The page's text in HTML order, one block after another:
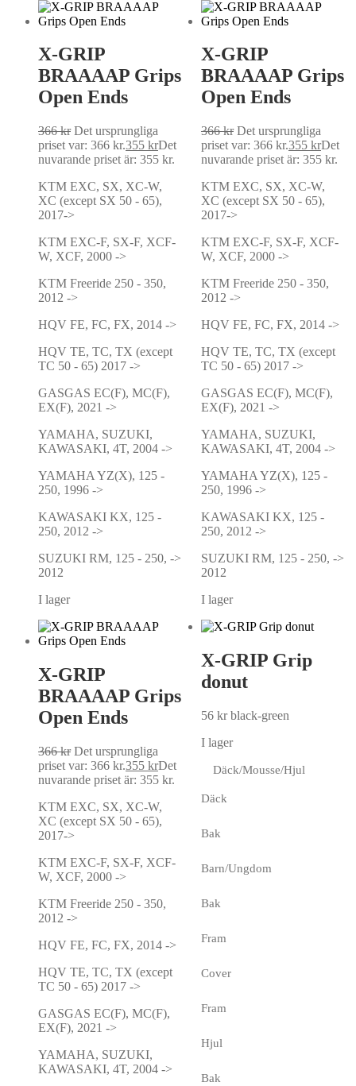
X-GRIP
BRAAAAP Grips
Open Ends
366kr Det ursprungliga
priset var: 366 kr.355 krDet
nuvarande priset är: 355 kr.
KTM EXC, SX, XC-W,
XC (except SX 50 - 65),
2017->
KTM EXC-F, SX-F, XCF-
W, XCF, 2000 ->
KTM Freeride 250 - 350,
2012 ->
HQV FE, FC, FX, 2014 ->
HQV TE, TC, TX (except
TC 50 - 65) 2017 ->
GASGAS EC(F), MC(F),
EX(F), 2021 ->
YAMAHA, SUZUKI,
KAWASAKI, 4T, 2004 ->
YAMAHA YZ(X), 125 -
250, 1996 ->
KAWASAKI KX, 125 -
250, 2012 ->
SUZUKI RM, 125 - 250, ->
2012
I lager
X-GRIP
BRAAAAP Grips
Open Ends
366kr Det ursprungliga
priset var: 366 kr.355 krDet
nuvarande priset är: 355 kr.
KTM EXC, SX, XC-W,
XC (except SX 50 - 65),
2017->
KTM EXC-F, SX-F, XCF-
W, XCF, 2000 ->
KTM Freeride 250 - 350,
2012 ->
HQV FE, FC, FX, 2014 ->
HQV TE, TC, TX (except
TC 50 - 65) 2017 ->
GASGAS EC(F), MC(F),
EX(F), 2021 ->
YAMAHA, SUZUKI,
KAWASAKI, 4T, 2004 ->
YAMAHA YZ(X), 125 -
250, 1996 ->
KAWASAKI KX, 125 -
250, 2012 ->
SUZUKI RM, 125 - 250, ->
2012
I lager
X-GRIP
BRAAAAP Grips
Open Ends
366kr Det ursprungliga
priset var: 366 kr.355 krDet
nuvarande priset är: 355 kr.
KTM EXC, SX, XC-W,
XC (except SX 50 - 65),
2017->
KTM EXC-F, SX-F, XCF-
W, XCF, 2000 ->
KTM Freeride 250 - 350,
2012 ->
HQV FE, FC, FX, 2014 ->
HQV TE, TC, TX (except
TC 50 - 65) 2017 ->
GASGAS EC(F), MC(F),
EX(F), 2021 ->
YAMAHA, SUZUKI,
KAWASAKI, 4T, 2004 ->
X-GRIP Grip
donut
56 kr black-green
I lager
Däck/Mousse/Hjul
Däck
Bak
Barn/Ungdom
Bak
Fram
Cover
Fram
Hjul
Bak